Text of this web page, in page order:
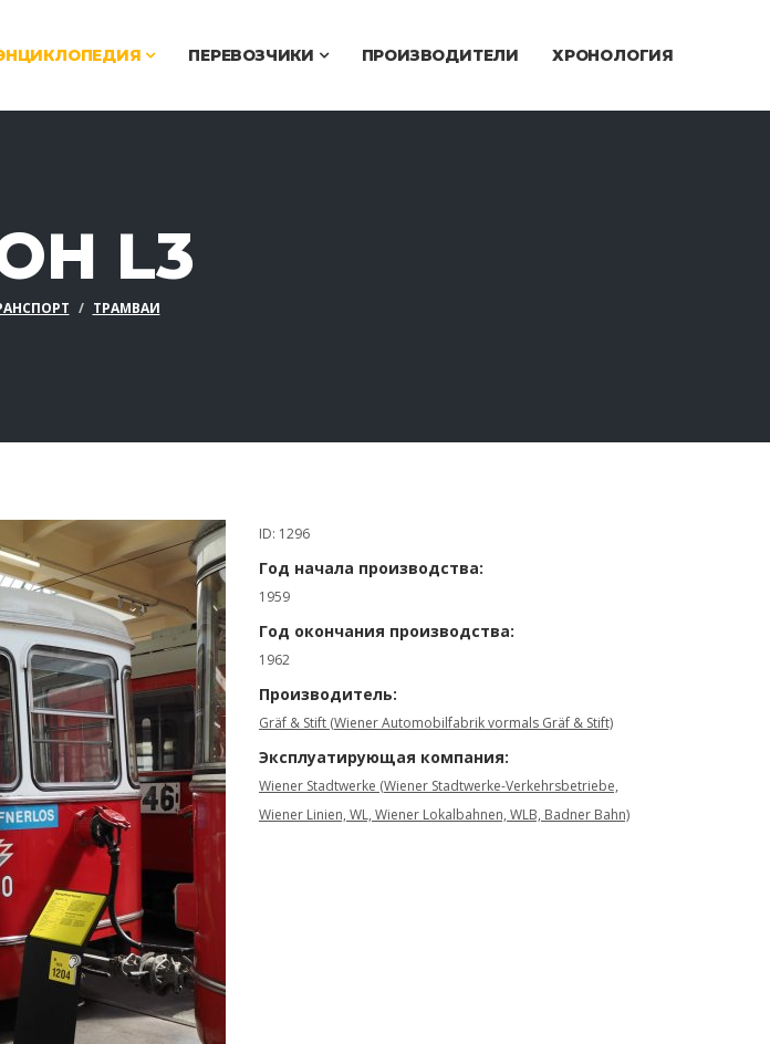
ПЕРЕВОЗЧИКИ ПРОИЗВОДИТЕЛИ ХРОНОЛОГИЯ
L3
ТРАМВАИ
ID: 1296
Год начала производства:
1959
Год окончания производства:
1962
Производитель:
Gräf & Stift (Wiener Automobilfabrik vormals Gräf & Stift)
Эксплуатирующая компания:
Wiener Stadtwerke (Wiener Stadtwerke-Verkehrsbetriebe,
Wiener Linien, WL, Wiener Lokalbahnen, WLB, Badner Bahn)